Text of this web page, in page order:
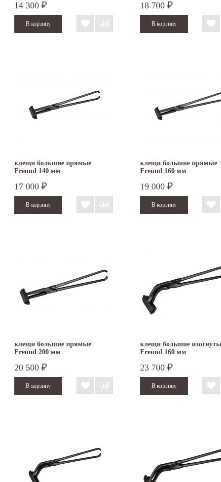
14 300 ₽ 18 700 ₽
клещи большие прямые
Freund 140 мм
17 000 ₽
клещи большие прямые
Freund 160 мм
19 000 ₽
клещи большие прямые
Freund 200 мм
20 500 ₽
клещи большие
Freund 160 мм
23 700 ₽